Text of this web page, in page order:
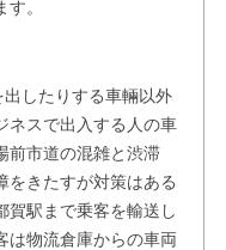
。
したりする車輛以外
ネスで出入する人の車
前市道の混雑と渋滞
をきたすが対策はある
賀駅まで乗客を輸送し
は物流倉庫からの車両